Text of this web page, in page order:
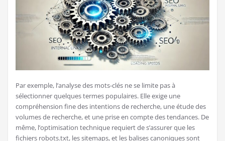
Par exemple, l’analyse des mots-clés ne se limite pas à
sélectionner quelques termes populaires. Elle exige une
compréhension fine des intentions de recherche, une étude des
volumes de recherche, et une prise en compte des tendances. De
même, l’optimisation technique requiert de s’assurer que les
fichiers robots.txt, les sitemaps, et les balises canoniques sont